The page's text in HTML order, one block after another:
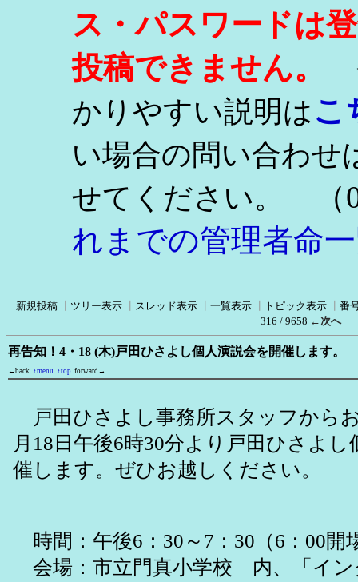
ス・パスワードは
投稿できません。
かりやすい説明はこ
い場合の問い合わせ
せてください。
（
れまでの管理者命
新規投稿 ツリー表示 スレッド表示 一覧表示 トピック表示
番
316 / 9658 ←次へ
再告知！4・18 (木)戸田ひさよし個人演説会を開催します。
←back ↑menu ↑top forward→
戸田ひさよし事務所スタッフから
月18日午後6時30分より戸田ひさよし
催します。ぜひお越しください。
時間：午後6：30～7：30（6：00開
会場：市立門真小学校 内、「イン